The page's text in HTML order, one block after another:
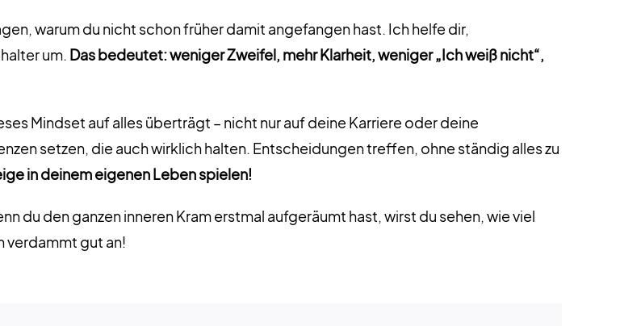
warum du nicht schon früher damit angefangen hast. Ich helfe dir,
um. Das bedeutet: weniger Zweifel, mehr Klarheit, weniger „Ich weiß nicht“,
Mindset auf alles überträgt – nicht nur auf deine Karriere oder deine
setzen, die auch wirklich halten. Entscheidungen treffen, ohne ständig alles zu
in deinem eigenen Leben spielen!
du den ganzen inneren Kram erstmal aufgeräumt hast, wirst du sehen, wie viel
verdammt gut an!